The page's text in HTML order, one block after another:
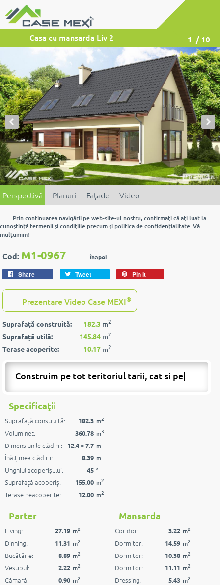
Casa cu mansarda Liv 2 1 / 10
Perspectivă Planuri Faţade Video
Prin continuarea navigării pe web-site-ul nostru, confirmaţi că aţi luat la
cunoştinţătermenii şi condiţiile precum şi politica de confidenţialitate. Vă
mulţumim!
Cod: M1-0967 înapoi
Share Tweet Pin it
Prezentare Video Case MEXI®
Suprafață construită: 182.3 m2
Suprafață utilă: 145.84 m2
Terase acoperite: 10.17 m2
Construim pe tot teritoriul tarii, cat si peste
Specificaţii
Suprafață construită: 182.3 m2
Volum net: 360.78 m3
Dimensiunile clădirii: 12.4 × 7.7 m
Înălțimea clădirii: 8.39 m
Unghiul acoperișului: 45 °
Suprafață acoperiș: 155.00 m2
Terase neacoperite: 12.00 m2
Parter
Living: 27.19 m2
Dinning: 11.31 m2
Bucătărie: 8.89 m2
Vestibul: 2.22 m2
Cămară: 0.90 m2
Mansarda
Coridor: 3.22 m2
Dormitor: 14.59 m2
Dormitor: 10.38 m2
Dormitor: 11.11 m2
Dressing: 5.43 m2